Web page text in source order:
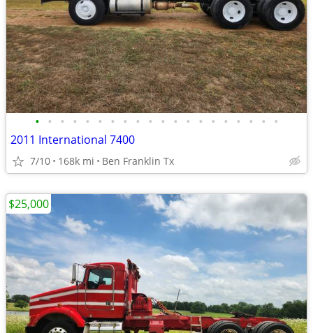
• • • • • • • • • • • • • • • • • • • •
2011 International 7400
7/10 168k mi Ben Franklin Tx
$25,000